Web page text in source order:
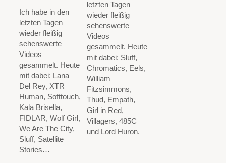
Ich habe in den
letzten Tagen
wieder fleißig
sehenswerte
Videos
gesammelt. Heute
mit dabei: Lana
Del Rey, XTR
Human, Softtouch,
Kala Brisella,
FIDLAR, Wolf Girl,
We Are The City,
Sluff, Satellite
Stories…
letzten Tagen
wieder fleißig
sehenswerte
Videos
gesammelt. Heute
mit dabei: Sluff,
Chromatics, Eels,
William
Fitzsimmons,
Thud, Empath,
Girl in Red,
Villagers, 485C
und Lord Huron.